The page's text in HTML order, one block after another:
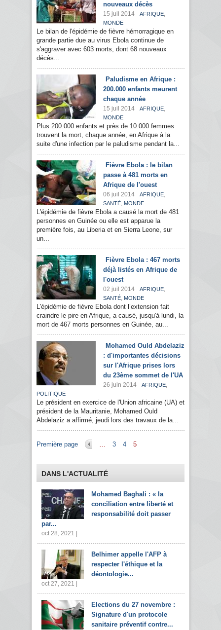
nouveaux décès
15 juil 2014 AFRIQUE,
MONDE
Le bilan de l'épidémie de fièvre hémorragique en
grande partie due au virus Ebola continue de
s'aggraver avec 603 morts, dont 68 nouveaux
décès...
Paludisme en Afrique :
200.000 enfants meurent
chaque année
15 juil 2014 AFRIQUE,
MONDE
Plus 200.000 enfants et près de 10.000 femmes
trouvent la mort, chaque année, en Afrique à la
suite d'une infection par le paludisme pendant la...
Fièvre Ebola : le bilan
passe à 481 morts en
Afrique de l'ouest
06 juil 2014 AFRIQUE,
SANTÉ, MONDE
L'épidémie de fièvre Ebola a causé la mort de 481
personnes en Guinée ou elle est apparue la
première fois, au Liberia et en Sierra Leone, sur
un...
Fièvre Ebola : 467 morts
déjà listés en Afrique de
l'ouest
02 juil 2014 AFRIQUE,
SANTÉ, MONDE
L'épidémie de fièvre Ebola dont l’extension fait
craindre le pire en Afrique, a causé, jusqu'à lundi, la
mort de 467 morts personnes en Guinée, au...
Mohamed Ould Abdelaziz
: d'importantes décisions
sur l'Afrique prises lors
du 23ème sommet de l'UA
26 juin 2014 AFRIQUE,
POLITIQUE
Le président en exercice de l'Union africaine (UA) et
président de la Mauritanie, Mohamed Ould
Abdelaziz a affirmé, jeudi lors des travaux de la...
Pages
Première page … 3 4 5
DANS L'ACTUALITÉ
Mohamed Baghali : « la
conciliation entre liberté et
responsabilité doit passer
par...
oct 28, 2021 |
Belhimer appelle l'AFP à
respecter l'éthique et la
déontologie...
oct 27, 2021 |
Elections du 27 novembre :
Signature d'un protocole
sanitaire préventif contre...